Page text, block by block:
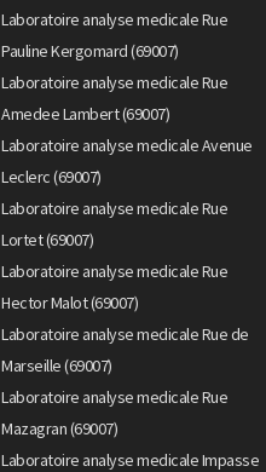
Laboratoire analyse medicale Rue
Pauline Kergomard (69007)
Laboratoire analyse medicale Rue
Amedee Lambert (69007)
Laboratoire analyse medicale Avenue
Leclerc (69007)
Laboratoire analyse medicale Rue
Lortet (69007)
Laboratoire analyse medicale Rue
Hector Malot (69007)
Laboratoire analyse medicale Rue de
Marseille (69007)
Laboratoire analyse medicale Rue
Mazagran (69007)
Laboratoire analyse medicale Impasse